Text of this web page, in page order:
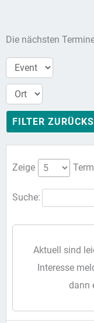
Die nächsten
FILTER
Zeige
Suche:
Aktuell sind
Interesse
dann